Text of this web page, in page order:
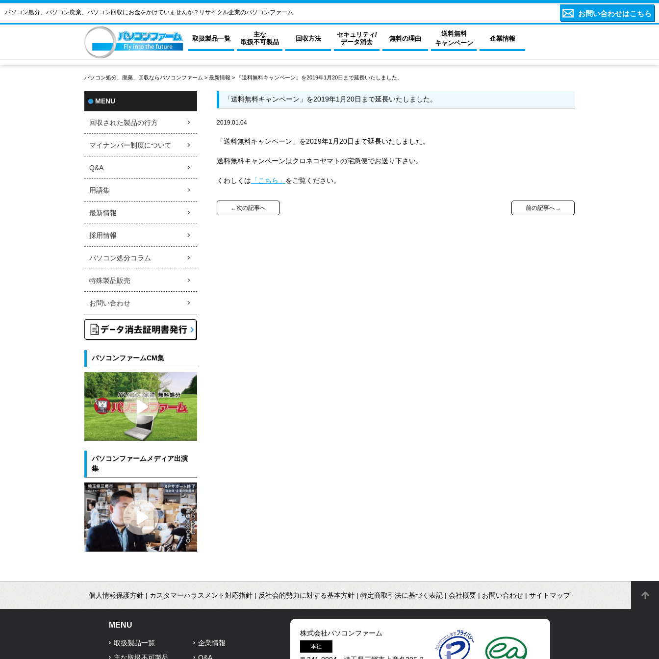
パソコン処分、パソコン廃棄、パソコン回収にお金をかけていませんか？リサイクル企業のパソコンファーム お問い合わせはこちら
取扱製品一覧
主な
取扱不可製品
回収方法
セキュリティ/
データ消去
無料の理由
送料無料
キャンペーン
企業情報
パソコン処分、廃棄、回収ならパソコンファーム > 最新情報 > 「送料無料キャンペーン」を2019年1月20日まで延長いたしました。
「送料無料キャンペーン」を2019年1月20日まで延長いたしました。
2019.01.04
「送料無料キャンペーン」を2019年1月20日まで延長いたしました。
送料無料キャンペーンはクロネコヤマトの宅急便でお送り下さい。
くわしくは 「こちら」 をご覧ください。
前の記事へ→
←次の記事へ
MENU
回収された製品の行方
マイナンバー制度について
Q&A
用語集
最新情報
採用情報
パソコン処分コラム
特殊製品販売
お問い合わせ
パソコンファームCM集
パソコンファームメディア出演
集
個人情報保護方針 | カスタマーハラスメント対応指針 | 反社会的勢力に対する基本方針 | 特定商取引法に基づく表記 | 会社概要 | お問い合わせ | サイトマップ
MENU
取扱製品一覧
企業情報
株式会社パソコンファーム
本社